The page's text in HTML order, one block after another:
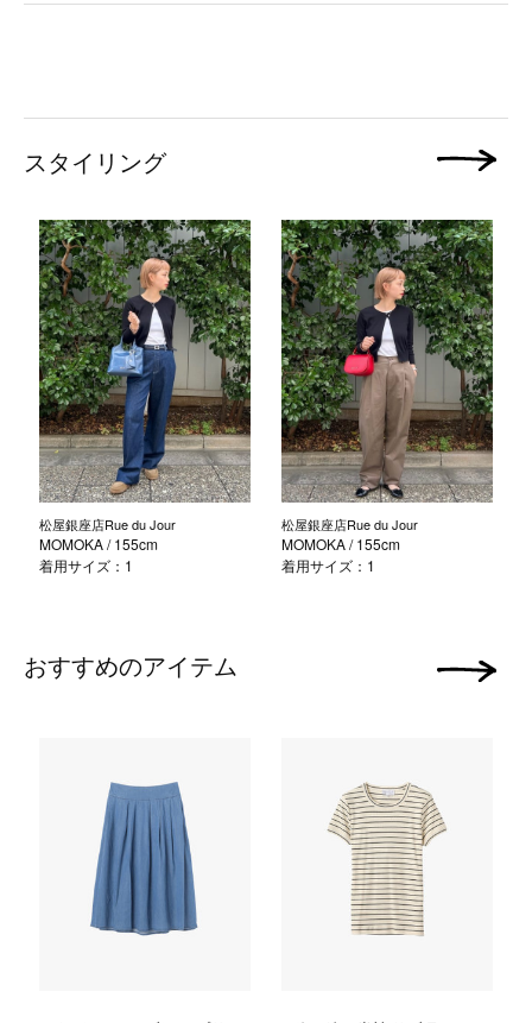
スタイリング
松屋銀座店Rue du Jour
MOMOKA/ 155cm
着用サイズ：1
松屋銀座店Rue du Jour
MOMOKA/ 155cm
着用サイズ：1
次の画像
おすすめのアイテム 次の画像